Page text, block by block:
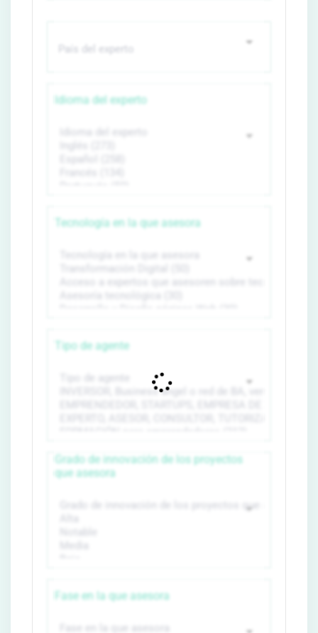
Idioma del experto
Tecnología en la que asesora
Tipo de agente
Grado de innovación de los proyectos
que asesora
Fase en la que asesora